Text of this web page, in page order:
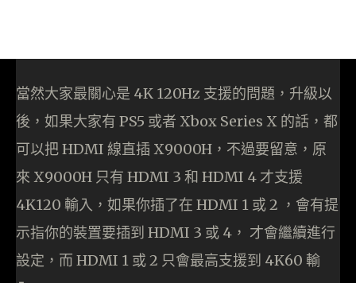
當然大家最關心是 4K 120Hz 支援的問題，升級以
後，如果大家有 PS5 或者 Xbox Series X 的話，都
可以把 HDMI 線直插 X9000H，不過要留意，原
來 X9000H 只有 HDMI 3 和 HDMI 4 才支援
4K120 輸入，如果你插了在 HDMI 1 或 2 ，會有提
示指你的裝置要插到 HDMI 3 或 4， 才會繼續進行
設定，而 HDMI 1 或 2 只會最高支援到 4K60 輸